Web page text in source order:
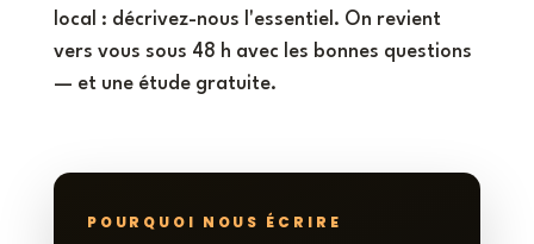
local : décrivez-nous l'essentiel. On revient
vers vous sous 48 h avec les bonnes questions
— et une étude gratuite.
POURQUOI NOUS ÉCRIRE